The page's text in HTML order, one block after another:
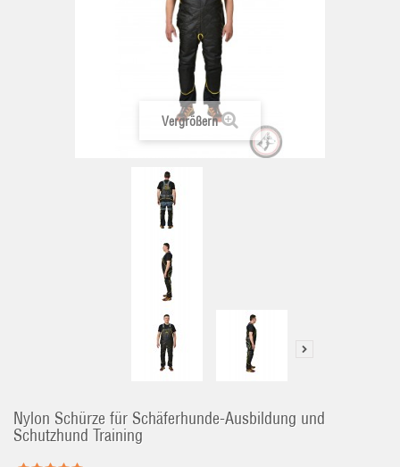
Vergrößern
Nylon Schürze für Schäferhunde-Ausbildung und
Schutzhund Training